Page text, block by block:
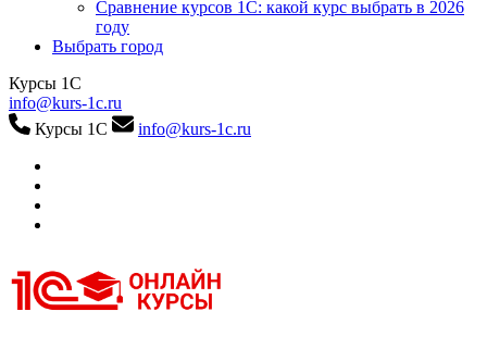
Сравнение курсов 1С: какой курс выбрать в 2026
году
Выбрать город
Курсы 1С
info@kurs-1c.ru
Курсы 1С
info@kurs-1c.ru